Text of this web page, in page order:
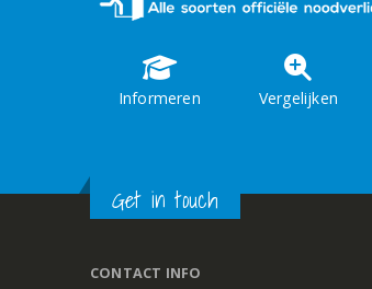
Informeren Vergelijken
Get in touch
CONTACT INFO